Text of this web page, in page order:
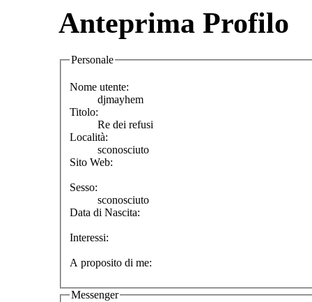
Anteprima Profilo
Personale
Nome utente:
djmayhem
Titolo:
Re dei refusi
Località:
sconosciuto
Sito Web:
Sesso:
sconosciuto
Data di Nascita:
Interessi:
A proposito di me:
Messenger